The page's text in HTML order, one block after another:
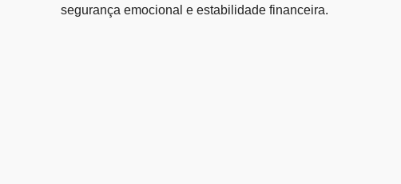
segurança emocional e estabilidade financeira.